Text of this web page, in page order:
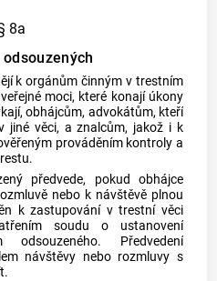
8a
korgánům činným v trestním
moci, které konají úkony
obhájcům, advokátům, kteří
jiné věci, a znalcům, jakož i k
prováděním kontroly a
předvede, pokud obhájce
nebo k návštěvě plnou
k zastupování v trestní věci
soudu o ustanovení
odsouzeného. Předvedení
návštěvy nebo rozmluvy s